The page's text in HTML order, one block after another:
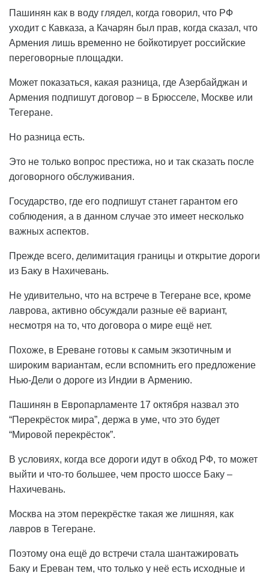
Пашинян как в воду глядел, когда говорил, что РФ
уходит с Кавказа, а Качарян был прав, когда сказал, что
Армения лишь временно не бойкотирует российские
переговорные площадки.
Может показаться, какая разница, где Азербайджан и
Армения подпишут договор – в Брюсселе, Москве или
Тегеране.
Но разница есть.
Это не только вопрос престижа, но и так сказать после
договорного обслуживания.
Государство, где его подпишут станет гарантом его
соблюдения, а в данном случае это имеет несколько
важных аспектов.
Прежде всего, делимитация границы и открытие дороги
из Баку в Нахичевань.
Не удивительно, что на встрече в Тегеране все, кроме
лаврова, активно обсуждали разные её вариант,
несмотря на то, что договора о мире ещё нет.
Похоже, в Ереване готовы к самым экзотичным и
широким вариантам, если вспомнить его предложение
Нью-Дели о дороге из Индии в Армению.
Пашинян в Европарламенте 17 октября назвал это
“Перекрёсток мира”, держа в уме, что это будет
“Мировой перекрёсток”.
В условиях, когда все дороги идут в обход РФ, то может
выйти и что-то большее, чем просто шоссе Баку –
Нахичевань.
Москва на этом перекрёстке такая же лишняя, как
лавров в Тегеране.
Поэтому она ещё до встречи стала шантажировать
Баку и Ереван тем, что только у неё есть исходные и